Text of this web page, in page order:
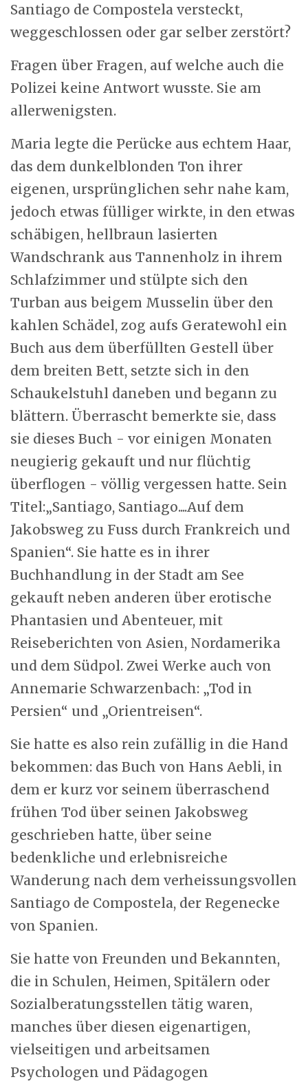
Santiago de Compostela versteckt,
weggeschlossen oder gar selber zerstört?
Fragen über Fragen, auf welche auch die
Polizei keine Antwort wusste. Sie am
allerwenigsten.
Maria legte die Perücke aus echtem Haar,
das dem dunkelblonden Ton ihrer
eigenen, ursprünglichen sehr nahe kam,
jedoch etwas fülliger wirkte, in den etwas
schäbigen, hellbraun lasierten
Wandschrank aus Tannenholz in ihrem
Schlafzimmer und stülpte sich den
Turban aus beigem Musselin über den
kahlen Schädel, zog aufs Geratewohl ein
Buch aus dem überfüllten Gestell über
dem breiten Bett, setzte sich in den
Schaukelstuhl daneben und begann zu
blättern. Überrascht bemerkte sie, dass
sie dieses Buch - vor einigen Monaten
neugierig gekauft und nur flüchtig
überflogen - völlig vergessen hatte. Sein
Titel:„Santiago, Santiago....Auf dem
Jakobsweg zu Fuss durch Frankreich und
Spanien“. Sie hatte es in ihrer
Buchhandlung in der Stadt am See
gekauft neben anderen über erotische
Phantasien und Abenteuer, mit
Reiseberichten von Asien, Nordamerika
und dem Südpol. Zwei Werke auch von
Annemarie Schwarzenbach: „Tod in
Persien“ und „Orientreisen“.
Sie hatte es also rein zufällig in die Hand
bekommen: das Buch von Hans Aebli, in
dem er kurz vor seinem überraschend
frühen Tod über seinen Jakobsweg
geschrieben hatte, über seine
bedenkliche und erlebnisreiche
Wanderung nach dem verheissungsvollen
Santiago de Compostela, der Regenecke
von Spanien.
Sie hatte von Freunden und Bekannten,
die in Schulen, Heimen, Spitälern oder
Sozialberatungsstellen tätig waren,
manches über diesen eigenartigen,
vielseitigen und arbeitsamen
Psychologen und Pädagogen